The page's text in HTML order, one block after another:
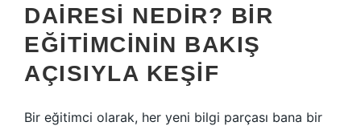
DAIRESI NEDIR? BIR
EĞITIMCININ BAKIŞ
AÇISIYLA KEŞIF
Bir eğitimci olarak, her yeni bilgi parçası bana bir